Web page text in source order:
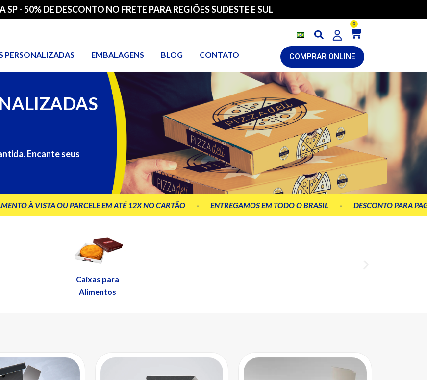
SP - 50% DE DESCONTO NO FRETE PARA REGIÕES SUDESTE E SUL
PERSONALIZADAS EMBALAGENS BLOG CONTATO
0
COMPRAR ONLINE
Encante seus
À VISTA OU PARCELE EM ATÉ 12X NO CARTÃO - ENTREGAMOS EM TODO O BRASIL - DESCONTO PARA
Caixas para
Alimentos